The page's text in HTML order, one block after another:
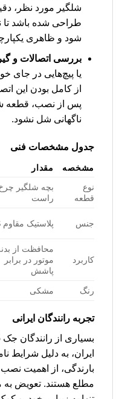
طراحی شده باشد
شود و ظاهری
بررسی اتصالات و
یا پیچ‌هایی در جای
از کامل بودن این
پس از نصب، قطعه
ناگهانی شل نشود.
جدول مشخصات فنی
مشخصه مقدار
نوع
قطعه
بچه شلگیر
راست
جنس پلاستیک مقاوم ABS
کاربرد
محافظت از
موتور در برابر
پاشش
رنگ مشکی
تجربه رانندگان ایرانی
ایران، به دلیل شرایط
بارندگی، از اهمیت
مطلع هستند. تعویض به